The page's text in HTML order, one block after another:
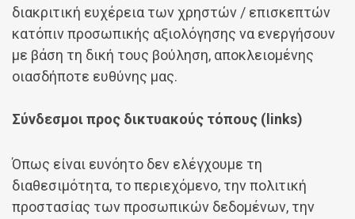
διακριτική ευχέρεια των χρηστών / επισκεπτών
κατόπιν προσωπικής αξιολόγησης να ενεργήσουν
με βάση τη δική τους βούληση, αποκλειομένης
οιασδήποτε ευθύνης μας.
Σύνδεσμοι προς δικτυακούς τόπους (links)
Όπως είναι ευνόητο δεν ελέγχουμε τη
διαθεσιμότητα, το περιεχόμενο, την πολιτική
προστασίας των προσωπικών δεδομένων, την